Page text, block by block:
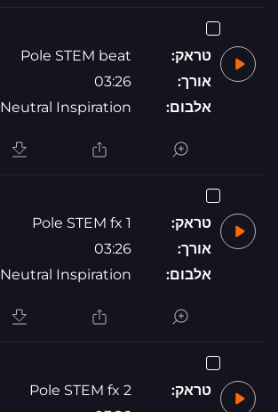
טראק:
Pole STEM beat
אורך:
03:26
אלבום:
Neutral Inspiration
טראק:
Pole STEM fx 1
אורך:
03:26
אלבום:
Neutral Inspiration
טראק:
Pole STEM fx 2